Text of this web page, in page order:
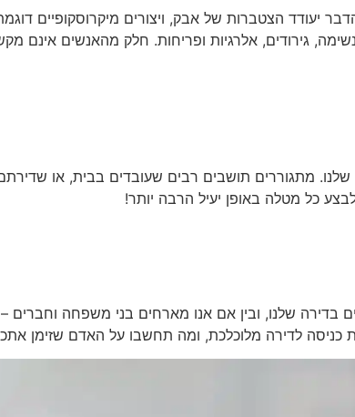
יעודד הצטברות של אבק, ויצורים מיקרוסקופיים
גירודים, אלרגיות ופריחות. חלק מהאנשים אינם
שלנו. מתגוררים תושבים רבים שעובדים בבית, או
לבצע כל מטלה באופן יעיל הרבה יותר!
בדירה שלנו, ובין אם אנו מארחים בני משפחה וחברים
כניסה לדירה מלוכלכת, ומה תחשבו על האדם שזימן